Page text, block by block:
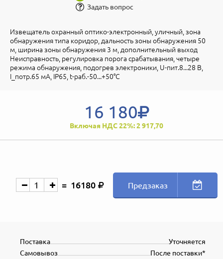
Задать вопрос
Извещатель охранный оптико-электронный, уличный, зона
обнаружения типа коридор, дальность зоны обнаружения 50
м, ширина зоны обнаружения 3 м, дополнительный выход
Неисправность, регулировка порога срабатывания, четыре
режима обнаружения, подогрев электроники, U-пит.8...28 В,
I_потр.65 мА, IP65, t-раб.-50...+50°С
16 180
Включая НДС 22%: 2 917,70
16180 Предзаказ
Уточняется
Поставка
После поставки*
Самовывоз